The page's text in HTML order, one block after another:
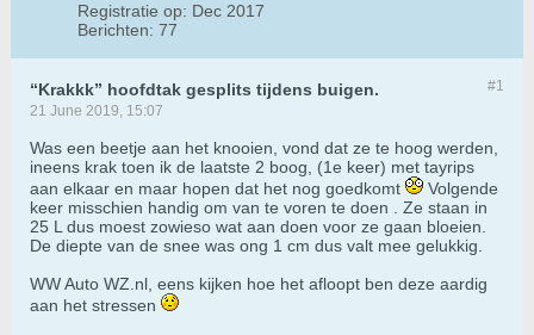
Registratie op: Dec 2017
Berichten: 77
#1
“Krakkk” hoofdtak gesplits tijdens buigen.
21 June 2019, 15:07
Was een beetje aan het knooien, vond dat ze te hoog werden,
ineens krak toen ik de laatste 2 boog, (1e keer) met tayrips
aan elkaar en maar hopen dat het nog goedkomt
Volgende
keer misschien handig om van te voren te doen . Ze staan in
25 L dus moest zowieso wat aan doen voor ze gaan bloeien.
De diepte van de snee was ong 1 cm dus valt mee gelukkig.
WW Auto WZ.nl, eens kijken hoe het afloopt ben deze aardig
aan het stressen